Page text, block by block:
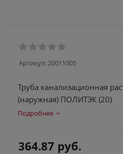
Артикул:20011005
Труба канализационная
(наружная) ПОЛИТЭК (20)
Подробнее
364.87 руб.